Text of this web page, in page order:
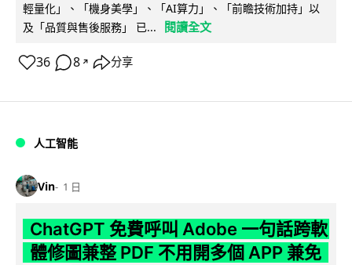
輕量化」、「機身美學」、「AI算力」、「前瞻技術加持」以
及「品質與售後服務」 已...
閱讀全文
36 8 ↗ 分享
人工智能
Vin 1 日
ChatGPT 免費呼叫 Adobe 一句話跨軟
體修圖兼整 PDF 不用開多個 APP 兼免